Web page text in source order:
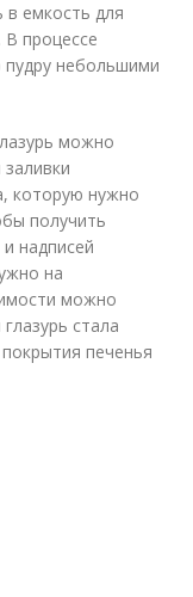
в емкость для
В процессе
пудру небольшими
можно
которую нужно
получить
надписей
на
можно
стала
печенья